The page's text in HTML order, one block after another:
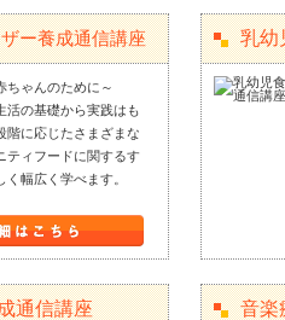
ー養成通信講座
ちゃんのために～
活の基礎から実践はも
階に応じたさまざまな
ティフードに関するす
く幅広く学べます。
乳幼
通信講座 音楽